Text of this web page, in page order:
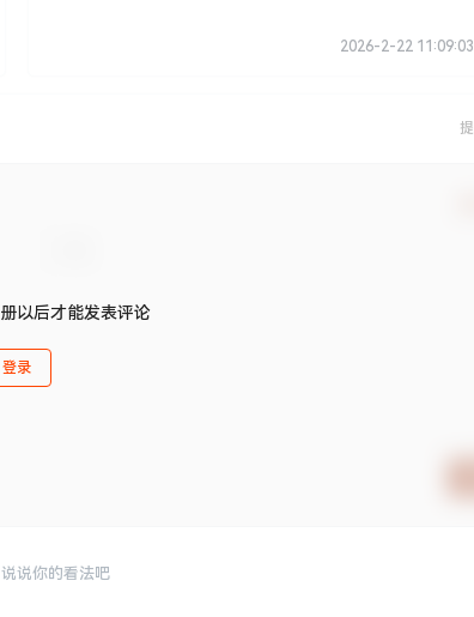
2026-2-22 11:09:03
以后才能发表评论
登录
说你的看法吧